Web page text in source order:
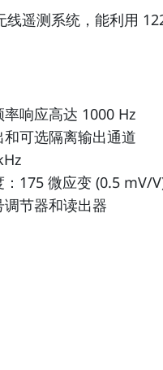
遥测系统，能利用
响应高达 1000 Hz
可选隔离输出通道
175 微应变 (0.5 mV/
节器和读出器